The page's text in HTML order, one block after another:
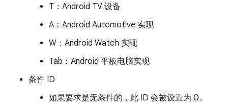
T：Android TV 设备
A：Android Automotive 实现
W：Android Watch 实现
Tab：Android 平板电脑实现
条件 ID
如果要求是无条件的，此 ID 会被设置为 0。